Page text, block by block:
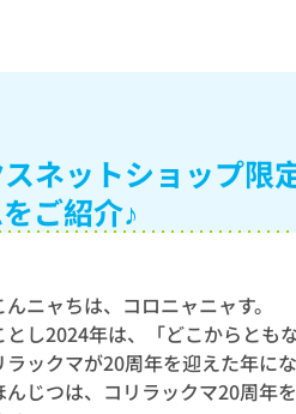
ネットショップ限
ご紹介♪
んニャちは、コロニャニャす。
とし2024年は、「どこからとも
ラックマが20周年を迎えた年にな
んじつは、コリラックマ20周年